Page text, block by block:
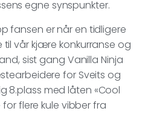
egne synspunkter.
fansen er når en tidligere
vår kjære konkurranse og
sist gang Vanilla Ninja
for Sveits og
8.plass med låten «Cool
for flere kule vibber fra